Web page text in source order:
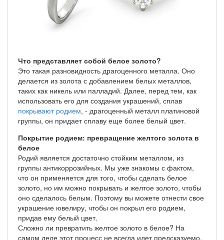
Что представляет собой белое золото?
Это такая разновидность драгоценного металла. Оно
делается из золота с добавлением белых металлов,
таких как никель или палладий. Далее, перед тем, как
использовать его для создания украшений, сплав
покрывают родием, - драгоценный металл платиновой
группы, он придает сплаву еще более белый цвет.
Покрытие родием: превращение желтого золота в
белое
Родий является достаточно стойким металлом, из
группы антикоррозийных. Мы уже знакомы с фактом,
что он применяется для того, чтобы сделать белое
золото, но им можно покрывать и желтое золото, чтобы
оно сделалось белым. Поэтому вы можете отнести свое
украшение ювелиру, чтобы он покрыл его родием,
придав ему белый цвет.
Сложно ли превратить желтое золото в белое? На
самом деле этот процесс не всегда идет предсказуемо.